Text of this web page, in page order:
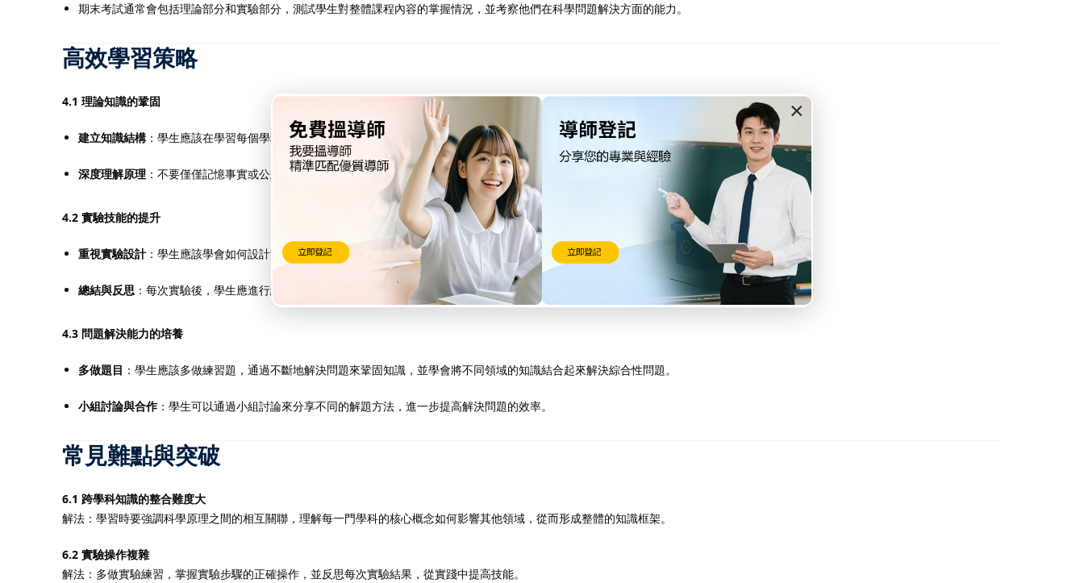
×
期末考試通常會包括理論部分和實驗部分，測試學生對整體課程內容的掌握情況，並考察他們在科學問題解決方面的能力。
高效學習策略
4.1 理論知識的鞏固
建立知識結構：學生應該在學習每個學科領域（物理、化學、生物、地科）的知識時，將其和其他學科的相關內容聯繫，建立清晰的知識結構。
深度理解原理 ：不要僅僅記憶事實或公式，而要理解每一個原理的背後原因，這有助於更好地解釋各種科學現象。
4.2 實驗技能的提升
重視實驗設計：學生應該學會如何設計實驗，並準確地觀察和記錄實驗過程中的每一個細節。
總結與反思 ：每次實驗後，學生應進行結果分析，理解實驗過程中所遇到的問題及其原因。
4.3 問題解決能力的培養
多做題目 ：學生應該多做練習題，通過不斷地解決問題來鞏固知識，並學會將不同領域的知識結合起來解決綜合性問題。
小組討論與合作：學生可以通過小組討論來分享不同的解題方法，進一步提高解決問題的效率。
常見難點與突破
6.1 跨學科知識的整合難度大
解法：學習時要強調科學原理之間的相互關聯，理解每一門學科的核心概念如何影響其他領域，從而形成整體的知識框架。
6.2 實驗操作複雜
解法：多做實驗練習，掌握實驗步驟的正確操作，並反思每次實驗結果，從實踐中提高技能。